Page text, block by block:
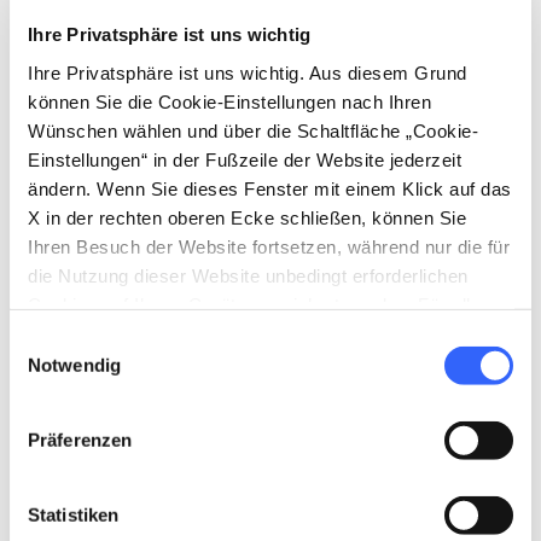
Ihre Privatsphäre ist uns wichtig
Ihre Privatsphäre ist uns wichtig. Aus diesem Grund
können Sie die Cookie-Einstellungen nach Ihren
Wünschen wählen und über die Schaltfläche „Cookie-
Einstellungen“ in der Fußzeile der Website jederzeit
ändern. Wenn Sie dieses Fenster mit einem Klick auf das
X in der rechten oberen Ecke schließen, können Sie
Ihren Besuch der Website fortsetzen, während nur die für
die Nutzung dieser Website unbedingt erforderlichen
Zustimmung.
Notwendig
Präferenzen
Statistiken
Informationen zur Barrierefreiheit:
operaduomo.siena.it